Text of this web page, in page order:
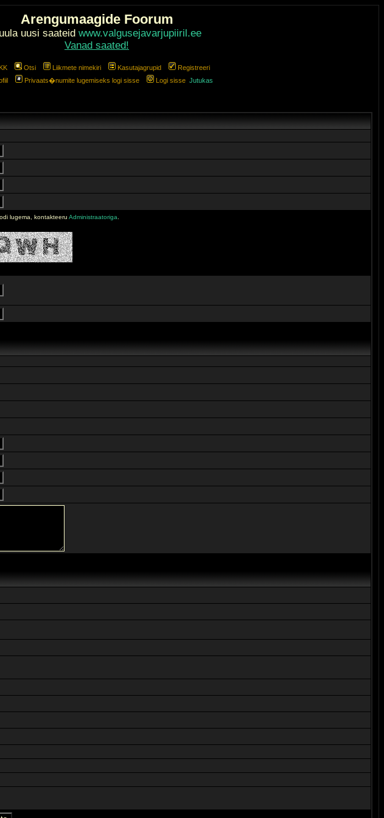
Arengumaagide Foorum
uusi saateid www.valgusejavarjupiiril.ee
Vanad saated!
Otsi Liikmete nimekiri Kasutajagrupid
Registreeri
Privaats�numite lugemiseks logi sisse Logi sisse Jutukas
lugema, kontakteeru Administraatoriga